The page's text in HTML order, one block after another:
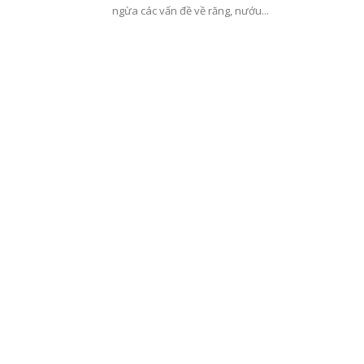
ngừa các vấn đề về răng, nướu...